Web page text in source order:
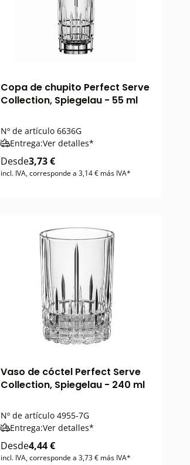
Copa de chupito Perfect Serve
Collection, Spiegelau - 55 ml
Nº de artículo6636G
Entrega:Ver detalles*
Desde3,73 €
incl. IVA, corresponde a 3,14 € más IVA*
Vaso de cóctel Perfect Serve
Collection, Spiegelau - 240 ml
Nº de artículo4955-7G
Entrega:Ver detalles*
Desde4,44 €
incl. IVA, corresponde a 3,73 € más IVA*